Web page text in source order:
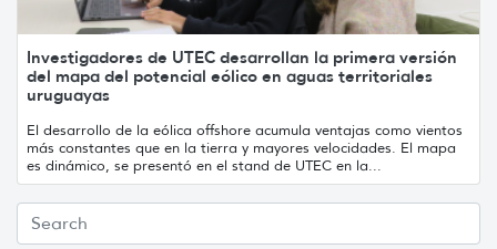
Investigadores de UTEC desarrollan la primera versión
del mapa del potencial eólico en aguas territoriales
uruguayas
El desarrollo de la eólica offshore acumula ventajas como vientos
más constantes que en la tierra y mayores velocidades. El mapa
es dinámico, se presentó en el stand de UTEC en la...